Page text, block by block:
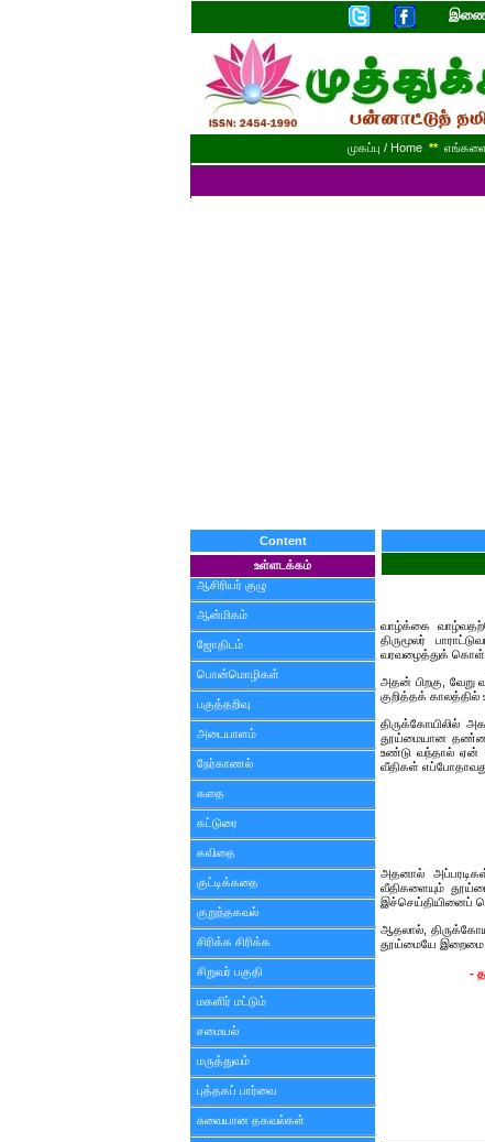
முகப்பு / Home **
Content
உள்ளடக்கம்
ஆசிரியர் குழு
ஆன்மிகம்
ஜோதிடம்
பொன்மொழிகள்
பகுத்தறிவு
அடையாளம்
நேர்காணல்
கதை
கட்டுரை
கவிதை
குட்டிக்கதை
குறுந்தகவல்
சிரிக்க சிரிக்க
சிறுவர் பகுதி
மகளிர் மட்டும்
சமையல்
மருத்துவம்
புத்தகப் பார்வை
சுவையான தகவல்கள்
வாழ்க்கை
திருமூலர்
வரவழைத்துக்
அதன் பிறகு,
குறித்தக் காலத்தில்
திருக்கோயிலில்
தூய்மையான
உண்டு வந்தால் ஏன்
வீதிகள்
அதனால்
வீதிகளையும்
இச்செய்தியினைப்
ஆதலால்,
தூய்மையே இறைமை
-